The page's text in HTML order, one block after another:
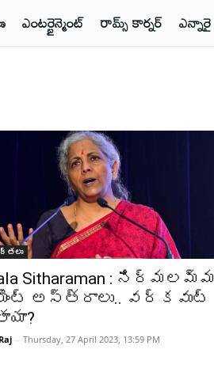
ఎంటర్టైన్మెంట్ రామ్స్ కార్నర్ ఎన్నారై
Sitharaman : నిర్మలమ్మ
అస్త్రాలు.. వర్కవుట్
- Thursday, 27 April 2023, 13:59 PM